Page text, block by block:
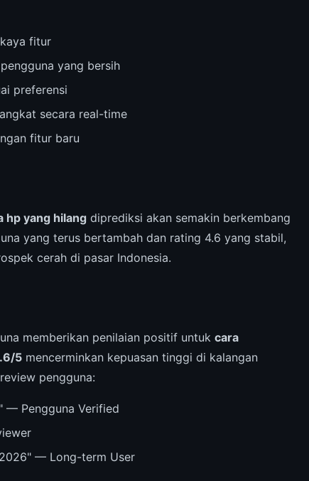
fitur
yang bersih
preferensi
secara real-time
fitur baru
hp yang hilang diprediksi akan semakin berkembang
yang terus bertambah dan rating 4.6 yang stabil,
cerah di pasar Indonesia.
memberikan penilaian positif untuk cara
5 mencerminkan kepuasan tinggi di kalangan
pengguna:
— Pengguna Verified
— Long-term User